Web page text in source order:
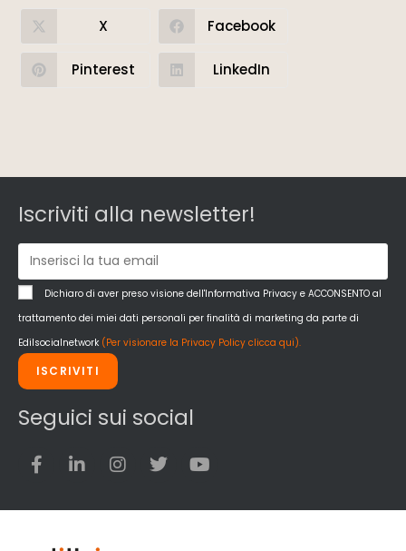
X Facebook
Pinterest LinkedIn
Iscriviti alla newsletter!
Dichiaro di aver preso visione dell'Informativa Privacy e ACCONSENTO al
trattamento dei miei dati personali per finalità di marketing da parte di
Edilsocialnetwork (Per visionare la Privacy Policy clicca qui).
ISCRIVITI
Seguici sui social